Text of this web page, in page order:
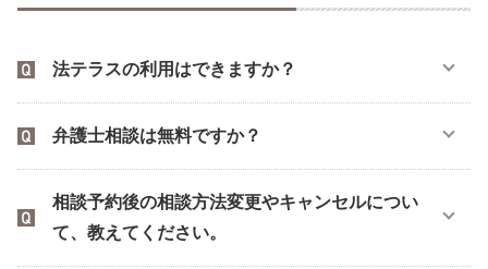
法テラスの利用はできますか？
弁護士相談は無料ですか？
相談予約後の相談方法変更やキャンセルについ
て、教えてください。